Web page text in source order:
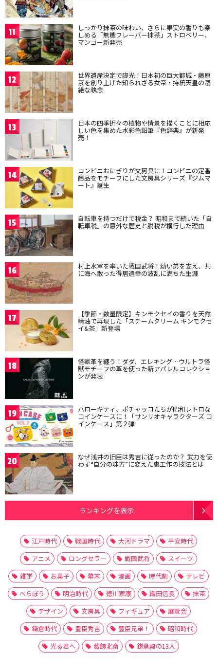
11 しっかり抹茶の味わい、さらに果実の香りも楽
しめる「無糖フレーバー抹茶」ストロベリー、
マンゴー新発売
12 世界遺産決定で脚光！日本初の巨大都城・藤原
京を創り上げた知られざる女帝・持統天皇の凄
絶な執念
13 日本の四季折々の植物や情景を描くことに相応
しい色を集めた水彩色鉛筆『色辞典』が新発
売！
14 コンビニおにぎりが文房具に！コンビニの定番
商品をモチーフにした文房具シリーズ『ジムマ
ート』誕生
15 自転車を持つだけで税金？ 昭和まで続いた「自
転車税」の意外な歴史と脱税が横行した理由
16 村上水軍を率いた戦国武将！幼い弟を支え、共
に海へ散った得居通幸の波乱に満ちた生涯
17 【季節・数量限定】キンモクセイの香りを天然
精油で再現した「スチームクリーム キンモクセ
イ&茶」新登場
18 怪獣革を纏う！ダダ、エレキング…ウルトラ怪
獣モチーフの革を使った新アパレルコレクショ
ンが発表
19 ハローキティ、ポチャッコたちが昭和レトロな
コインケースに！「サンリオキャラクターズ コ
インケース」第２弾
20 なぜ浅井の旧臣は秀吉に従ったのか？ 武力を使
わず“自分の味方”に変えた裏工作の技法とは
ランキングを表示
江戸時代 戦国時代 大河ドラマ
平安時代
アニメ
ロングセラー 戦国武将
スイーツ
雑学
お菓子 幕末 漫画 時代劇
テレビ
べらぼう
明治時代 徳川家康 織田信長
抹茶
デザイン
文房具 フィギュア
展覧会
鎌倉時代
豊臣秀吉 豊臣兄弟！
昭和時代
光る君へ
葛飾北斎 鎌倉殿の13人